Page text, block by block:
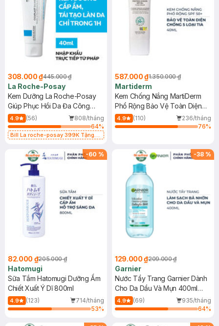
308.000 ₫445.000 ₫
La Roche-Posay
Kem Dưỡng La Roche-Posay
Giúp Phục Hồi Da Đa Công
Dụng 40ml
4.9 (56)
808/tháng
64%
Bill La roche-posay 399K Tặng
(SL có hạn)
587.000 ₫1.350.000 ₫
Martiderm
Kem Chống Nắng MartiDerm
Phổ Rộng Bảo Vệ Toàn Diện
40ml
4.9 (110)
236/tháng
76%
-60 %
82.000 ₫205.000 ₫
Hatomugi
Sữa Tắm Hatomugi Dưỡng Ẩm
Chiết Xuất Ý Dĩ 800ml
4.9 (123)
714/tháng
53%
-38 %
129.000 ₫209.000 ₫
Garnier
Nước Tẩy Trang Garnier Dành
Cho Da Dầu Và Mụn 400ml
(Mới)
4.9 (69)
935/tháng
64%